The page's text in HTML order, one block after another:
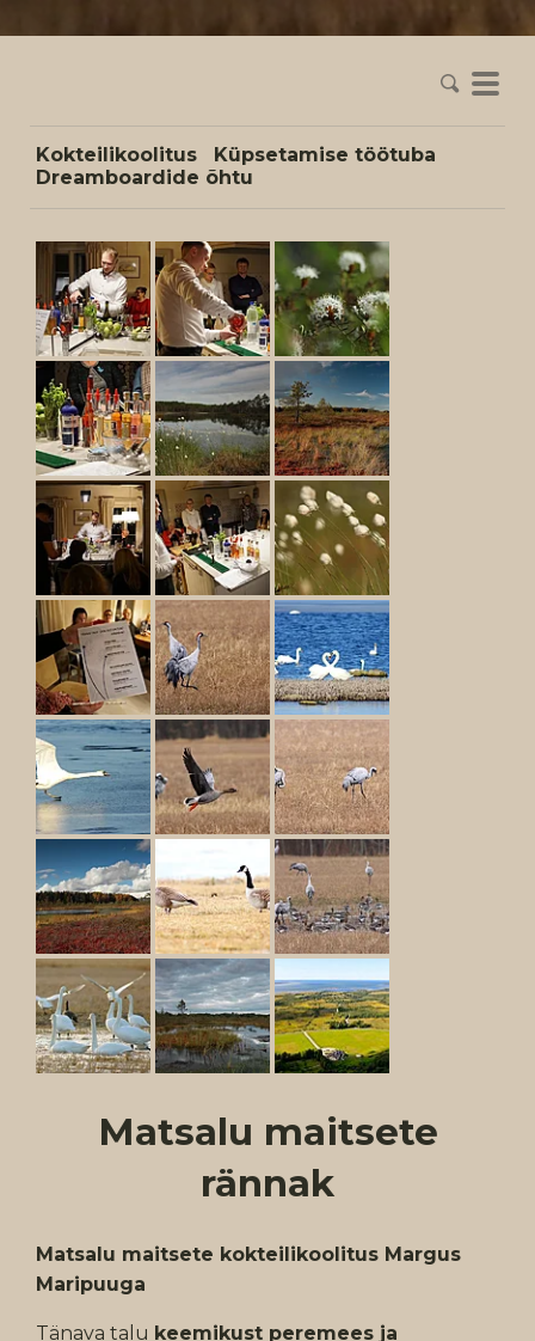
Kokteilikoolitus
Küpsetamise töötuba
Dreamboardide õhtu
Matsalu maitsete
rännak
Matsalu maitsete kokteilikoolitus Margus
Maripuuga
Tänava talu keemikust peremees ja